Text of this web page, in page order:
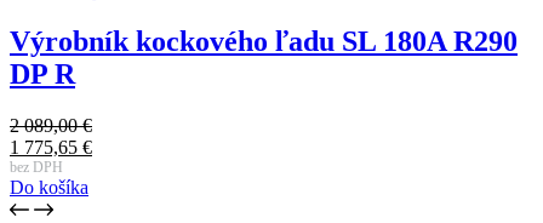
Výrobník kockového ľadu SL 180A R290
DP R
2 089,00€
Pôvodná
cena
bola:
2
1 775,65 €
Aktuálna
cena
je:
bez DPH
Do košíka